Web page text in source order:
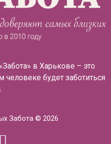
в Харькове – это
будет заботиться
Забота © 2026